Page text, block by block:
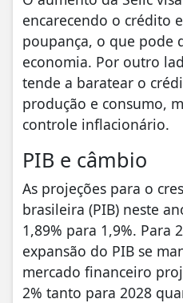
encarecendo o crédito
poupança, o que pode
economia. Por outro
tende a baratear o
produção e consumo,
controle inflacionário.
PIB e câmbio
As projeções para o
brasileira (PIB) neste
1,89% para 1,9%. Para
expansão do PIB se
mercado financeiro
2% tanto para 2028